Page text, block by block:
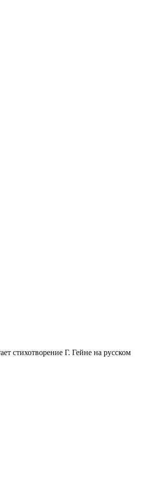
стихотворение Г. Гейне на русском